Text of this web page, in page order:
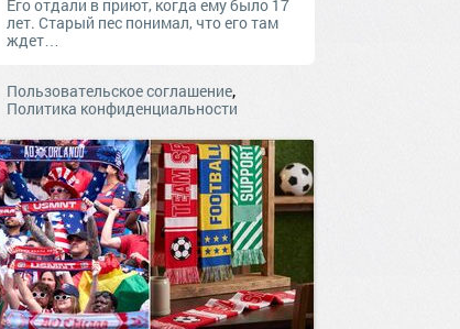
Его отдали в приют, когда ему было 17
лет. Старый пес понимал, что его там
ждет…
Пользовательское соглашение,
Политика конфиденциальности